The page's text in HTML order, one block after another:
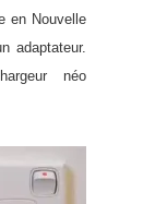
en Nouvelle
adaptateur.
néo